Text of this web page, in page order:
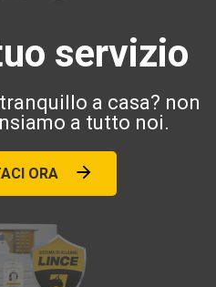
servizio
a casa? non
a tutto noi.
ORA